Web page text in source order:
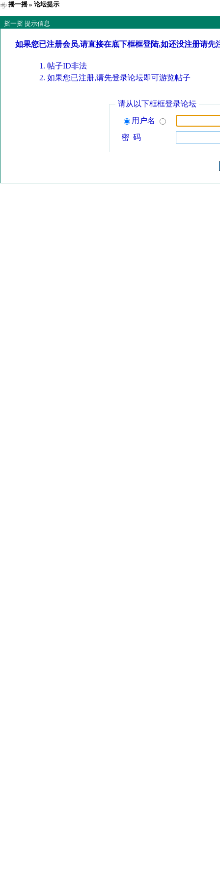
摇一摇» 论坛提示
摇一摇 提示信息
如果您已注册会员,请直接在底下框框登陆,如还没注册请先
帖子ID非法
如果您已注册,请先登录论坛即可游览帖子
请从以下框框登录论坛
用户名
密 码